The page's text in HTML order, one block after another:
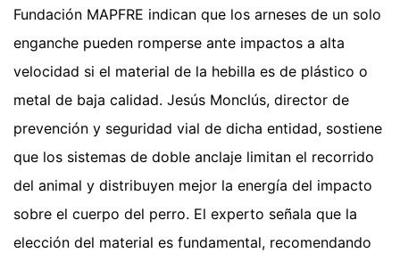
Fundación MAPFRE indican que los arneses de un solo
enganche pueden romperse ante impactos a alta
velocidad si el material de la hebilla es de plástico o
metal de baja calidad. Jesús Monclús, director de
prevención y seguridad vial de dicha entidad, sostiene
que los sistemas de doble anclaje limitan el recorrido
del animal y distribuyen mejor la energía del impacto
sobre el cuerpo del perro. El experto señala que la
elección del material es fundamental, recomendando